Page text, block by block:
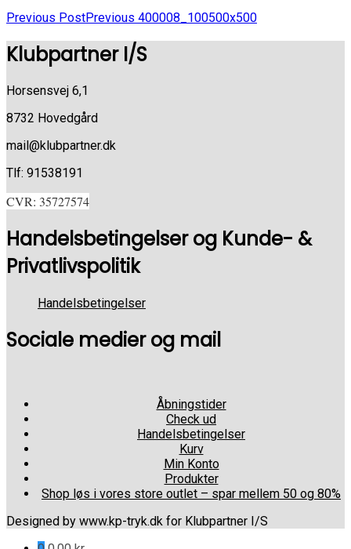
Previous PostPrevious 400008_100500x500
Klubpartner I/S
Horsensvej 6,1
8732 Hovedgård
mail@klubpartner.dk
Tlf: 91538191
CVR: 35727574
Handelsbetingelser og Kunde- &
Privatlivspolitik
Handelsbetingelser
Sociale medier og mail
Åbningstider
Check ud
Handelsbetingelser
Kurv
Min Konto
Produkter
Shop løs i vores store outlet – spar mellem 50 og 80%
Designed by www.kp-tryk.dk for Klubpartner I/S